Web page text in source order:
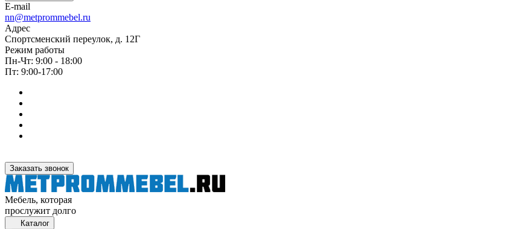
E-mail
nn@metprommebel.ru
Адрес
Спортсменский переулок, д. 12Г
Режим работы
Пн-Чт: 9:00 - 18:00
Пт: 9:00-17:00
Заказать звонок
Мебель, которая
прослужит долго
Каталог